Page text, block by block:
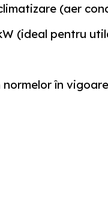
(aer
(ideal pentru
în